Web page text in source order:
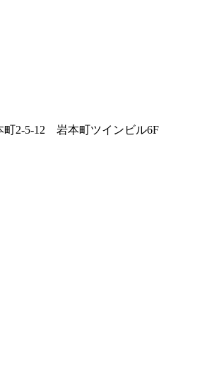
町2-5-12 岩本町ツインビル6F